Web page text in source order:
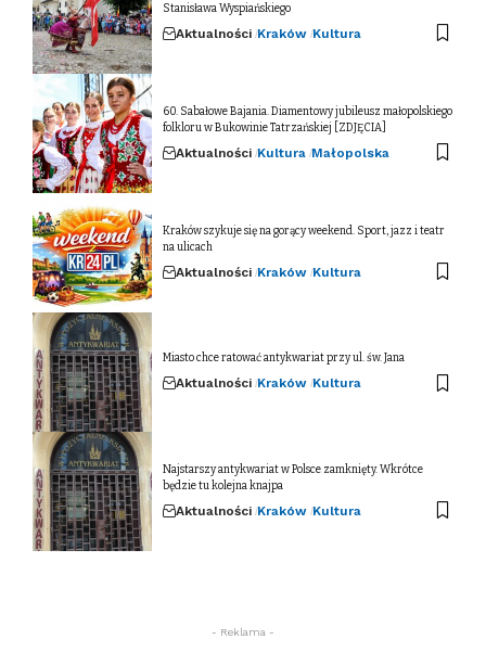
Stanisława Wyspiańskiego
Aktualności Kraków Kultura
60. Sabałowe Bajania. Diamentowy jubileusz małopolskiego
folkloru w Bukowinie Tatrzańskiej [ZDJĘCIA]
Aktualności Kultura Małopolska
Kraków szykuje się na gorący weekend. Sport, jazz i teatr
na ulicach
Aktualności Kraków Kultura
Miasto chce ratować antykwariat przy ul. św. Jana
Aktualności Kraków Kultura
Najstarszy antykwariat w Polsce zamknięty. Wkrótce
będzie tu kolejna knajpa
Aktualności Kraków Kultura
- Reklama -